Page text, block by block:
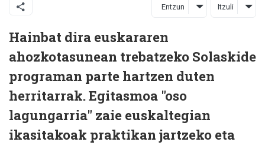
Entzun Itzuli
Hainbat dira euskararen
ahozkotasunean trebatzeko Solaskide
programan parte hartzen duten
herritarrak. Egitasmoa "oso
lagungarria" zaie euskaltegian
ikasitakoak praktikan jartzeko eta